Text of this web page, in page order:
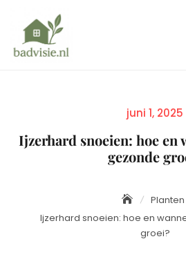
content
Posted
juni 1, 2025
Ijzerhard snoeien: hoe en
gezonde
Planten
Ijzerhard snoeien: hoe en
groei?